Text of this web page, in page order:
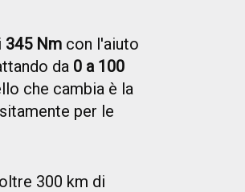
345 Nm con l'aiuto
da 0 a 100
che cambia è la
per le
300 km di